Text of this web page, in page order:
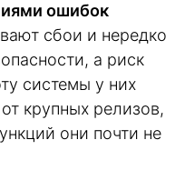
ошибок
сбои и нередко
а риск
системы у них
крупных релизов,
они почти не